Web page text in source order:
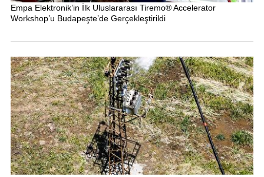
Empa Elektronik’in İlk Uluslararası Tiremo® Accelerator
Workshop’u Budapeşte’de Gerçekleştirildi